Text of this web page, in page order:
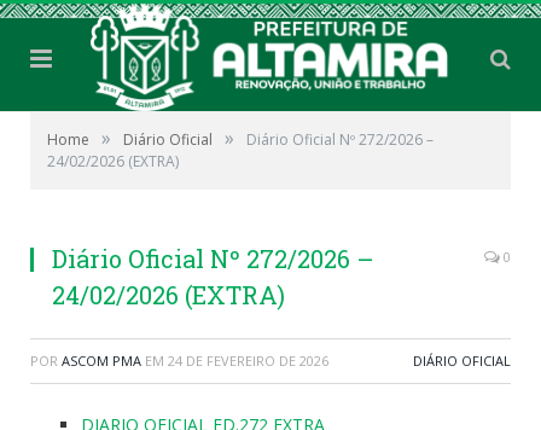
Home » Diário Oficial »
Diário Oficial Nº 272/2026 –
24/02/2026 (EXTRA)
Diário Oficial Nº 272/2026 –
24/02/2026 (EXTRA)
0
POR ASCOM PMA EM 24 DE FEVEREIRO DE 2026 DIÁRIO OFICIAL
DIARIO OFICIAL ED.272 EXTRA